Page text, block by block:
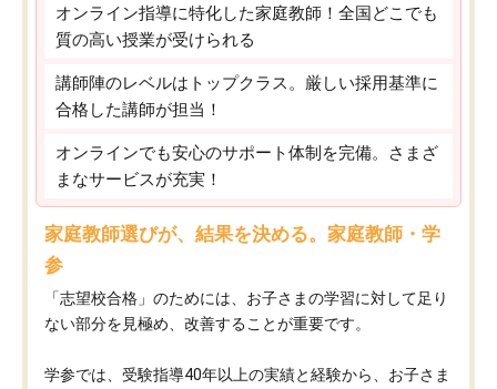
オンライン指導に特化した家庭教師！全国どこでも
質の高い授業が受けられる
講師陣のレベルはトップクラス。厳しい採用基準に
合格した講師が担当！
オンラインでも安心のサポート体制を完備。さまざ
まなサービスが充実！
家庭教師選びが、結果を決める。家庭教師・学
参
「志望校合格」のためには、お子さまの学習に対して足り
ない部分を見極め、改善することが重要です。
学参では、受験指導40年以上の実績と経験から、お子さま